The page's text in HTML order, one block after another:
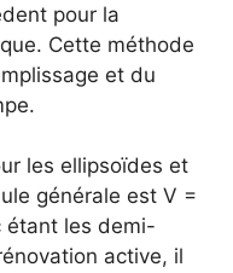
pour la
Cette méthode
et du
les ellipsoïdes et
générale est V =
les demi-
active, il